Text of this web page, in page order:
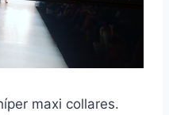
maxi collares.